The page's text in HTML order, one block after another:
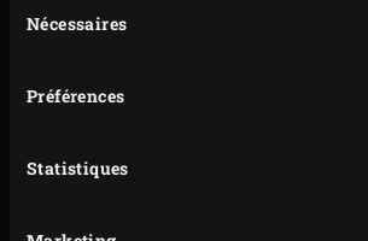
duNécessaires
Préférences
Statistiques